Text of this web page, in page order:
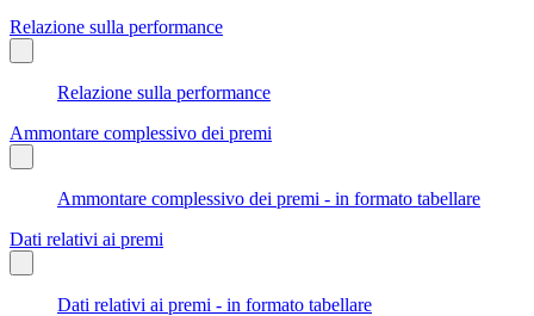
Relazione sulla performance
Relazione sulla performance
Ammontare complessivo dei premi
Ammontare complessivo dei premi - in formato tabellare
Dati relativi ai premi
Dati relativi ai premi - in formato tabellare